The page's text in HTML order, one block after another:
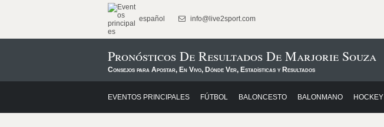
español info@live2sport.com
Pronósticos De Resultados De Marjorie Souza
Consejos para Apostar, En Vivo, Dónde Ver, Estadísticas y Resultados
EVENTOS PRINCIPALES FÚTBOL BALONCESTO BALONMANO HOCKEY